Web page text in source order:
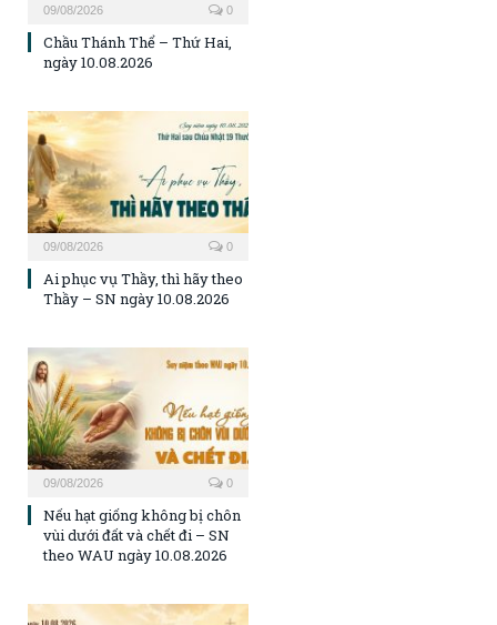
09/08/2026 0
Chầu Thánh Thể – Thứ Hai,
ngày 10.08.2026
09/08/2026 0
Ai phục vụ Thầy, thì hãy theo
Thầy – SN ngày 10.08.2026
09/08/2026 0
Nếu hạt giống không bị chôn
vùi dưới đất và chết đi – SN
theo WAU ngày 10.08.2026